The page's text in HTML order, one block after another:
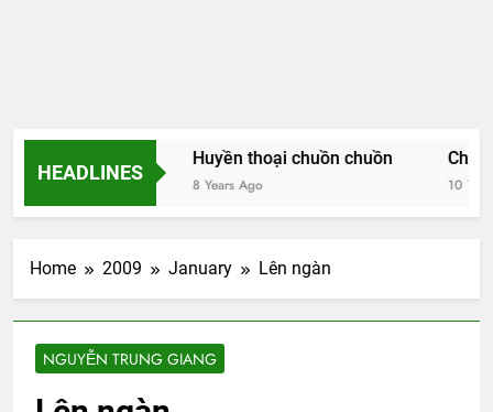
HEADLINES
8 Years Ago
Huyền thoại chuồn chuồn
8 Years Ago
Chiều
10 Years
Home 2009 January Lên ngàn
NGUYỄN TRUNG GIANG